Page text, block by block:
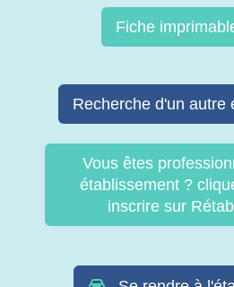
Fiche
Recherche d'un autre
Vous êtes
établissement ?
inscrire sur